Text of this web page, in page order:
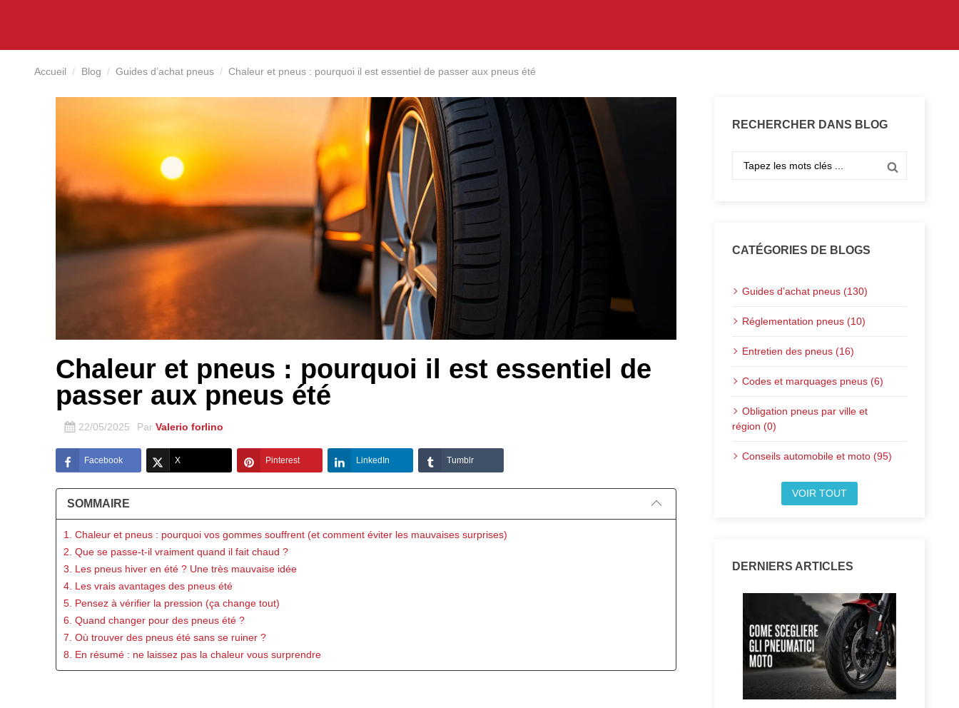
Accueil Blog Guides d’achat pneus Chaleur et pneus : pourquoi il est essentiel de passer aux pneus été
Chaleur et pneus : pourquoi il est essentiel de
passer aux pneus été
22/05/2025 Par Valerio forlino
Facebook X Pinterest LinkedIn Tumblr
SOMMAIRE
1. Chaleur et pneus : pourquoi vos gommes souffrent (et comment éviter les mauvaises surprises)
2. Que se passe-t-il vraiment quand il fait chaud ?
3. Les pneus hiver en été ? Une très mauvaise idée
4. Les vrais avantages des pneus été
5. Pensez à vérifier la pression (ça change tout)
6. Quand changer pour des pneus été ?
7. Où trouver des pneus été sans se ruiner ?
8. En résumé : ne laissez pas la chaleur vous surprendre
RECHERCHER DANS BLOG
CATÉGORIES DE BLOGS
Guides d’achat pneus (130)
Réglementation pneus (10)
Entretien des pneus (16)
Codes et marquages pneus (6)
Obligation pneus par ville et
région (0)
Conseils automobile et moto (95)
VOIR TOUT
DERNIERS ARTICLES